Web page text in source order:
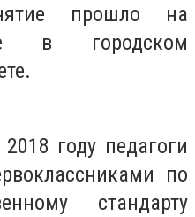
прошло на
в городском
году педагоги
по
стандарту